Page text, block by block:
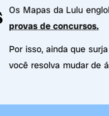
Os Mapas da Lulu
provas de concursos.
Por isso, ainda que
você resolva mudar de